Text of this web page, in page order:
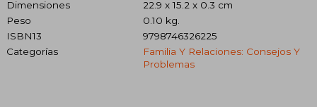
Dimensiones
22.9 x 15.2 x 0.3 cm
Peso
0.10 kg.
ISBN13
9798746326225
Categorías
Familia Y Relaciones: Consejos Y
Problemas